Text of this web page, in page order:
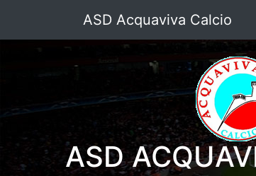
ASD Acquaviva Calcio
ASD